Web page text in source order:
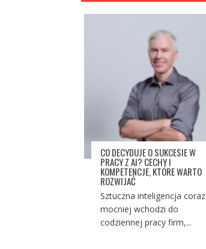
CO DECYDUJE O SUKCESIE W
PRACY Z AI? CECHY I
KOMPETENCJE, KTÓRE WARTO
ROZWIJAĆ
Sztuczna inteligencja coraz
mocniej wchodzi do
codziennej pracy firm,...